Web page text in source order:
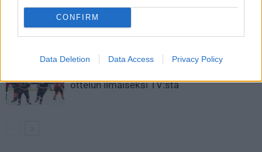
CONFIRM
Data Deletion Data Access Privacy Policy
Venäläisveskari sekosi Suomen 2.
divisioonassa – sai samasta tilanteesta
ottelun ilmaiseksi TV:stä